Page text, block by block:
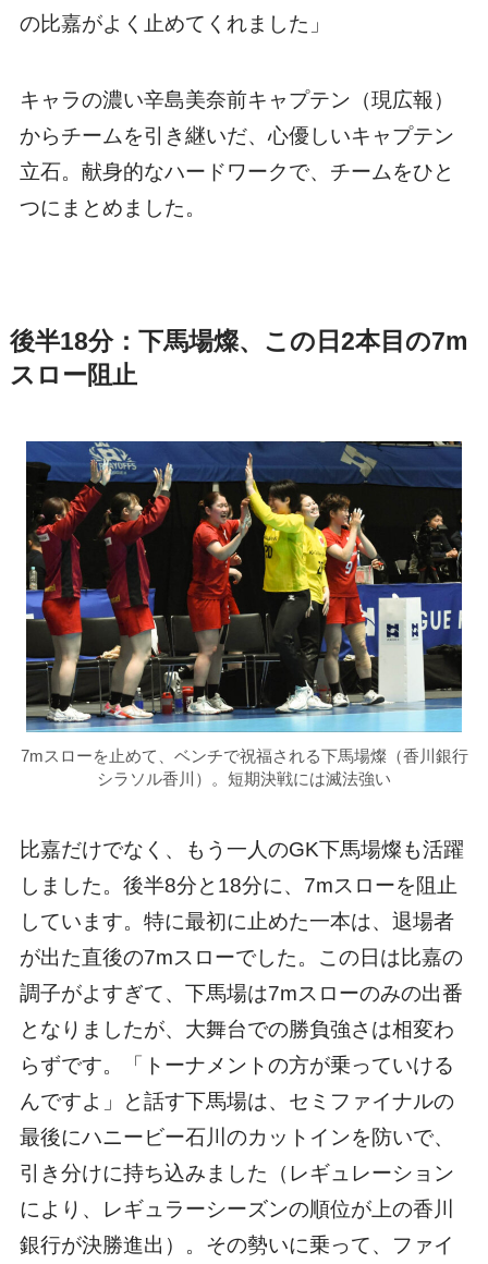
の比嘉がよく止めてくれました」
キャラの濃い辛島美奈前キャプテン（現広報）
からチームを引き継いだ、心優しいキャプテン
立石。献身的なハードワークで、チームをひと
つにまとめました。
後半18分：下馬場燦、この日2本目の7m
スロー阻止
7mスローを止めて、ベンチで祝福される下馬場燦（香川銀行
シラソル香川）。短期決戦には滅法強い
比嘉だけでなく、もう一人のGK下馬場燦も活躍
しました。後半8分と18分に、7mスローを阻止
しています。特に最初に止めた一本は、退場者
が出た直後の7mスローでした。この日は比嘉の
調子がよすぎて、下馬場は7mスローのみの出番
となりましたが、大舞台での勝負強さは相変わ
らずです。「トーナメントの方が乗っていける
んですよ」と話す下馬場は、セミファイナルの
最後にハニービー石川のカットインを防いで、
引き分けに持ち込みました（レギュレーション
により、レギュラーシーズンの順位が上の香川
銀行が決勝進出）。その勢いに乗って、ファイ